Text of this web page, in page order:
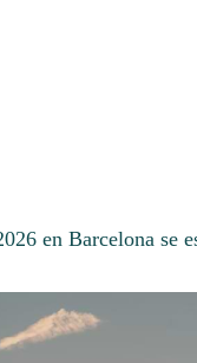
en Barcelona se